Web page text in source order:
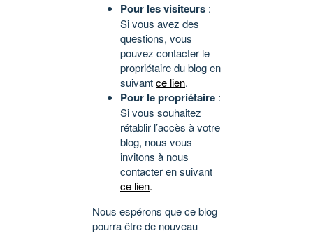
Pour les visiteurs :
Si vous avez des
questions, vous
pouvez contacter le
propriétaire du blog en
suivantce lien.
Pour le propriétaire :
Si vous souhaitez
rétablir l’accès à votre
blog, nous vous
invitons à nous
contacter en suivant
ce lien.
Nous espérons que ce blog
pourra être de nouveau